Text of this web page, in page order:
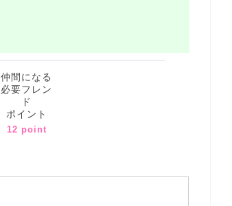
仲間になる
必要フレン
ド
ポイント
12 point